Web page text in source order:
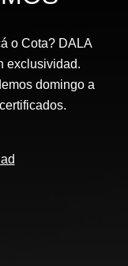
o Cota? DALA
exclusividad.
domingo a